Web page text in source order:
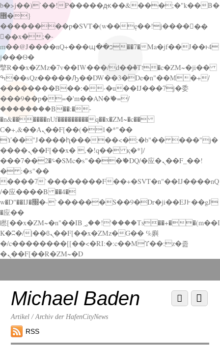
b�>j��)΄��!P�����ԫ��&���;�"k��B�
޶�}
��������p�SVT�(w��ę��!j������
��x�;�-
m��@J����nQ+���պ��כ��7�Ma�jf��J��ͱ4
j���Ѳ�
撆R��x�ZMz�7v��IW���/d��ٞ�Тז�c�ZM~�ji��
ߒ��sQz�����Ԡ��DW��3�De�n"��M�+/
��������B��:�-�u��IJ���7j�委
���9��p�=�'m��AN�ޭ�=/
��������B��:�-
�n&������nUf���������q��x�ZM~�c��
Ϲ�+,&��Ὰܢ��F[��(�1�*"��
ϒ��"J����ԧ�����<�;�b"�� ���"j�
����ܢ��F[��x� ,�!q�� қ�*]/
���؝�2��7�SMc�s"���ޭ�DQ/�应�ܢ��F_��!
� :�s"��
����7`��������F��+�SVT�n"��IJ����nQ
/�应����B ��4�
w�D"��IJ�׭�-`������S��9�Dr�ji��EJ߅��gJ
�应��
矁[��x�ZM~�n"��IB؃��!'����Тѕ��+��(m��I
K�ʭ�/|��ϐܢ��F[��x�ZMz�G�� %嬩
�/c��������[[��<�RI:�:c��MΎ��:z�졾
�ܢ��F[��R�ZM~�D
down
contentMichael Baden
Artikel / Archiv der HafenCityNews
RSS
Menu
Scroll
down